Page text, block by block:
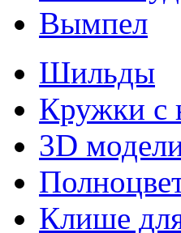
Вымпел
Шильды
Кружки с
3D
Клише